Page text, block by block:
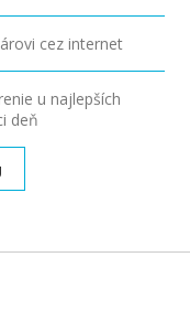
cez internet
u najlepších
deň